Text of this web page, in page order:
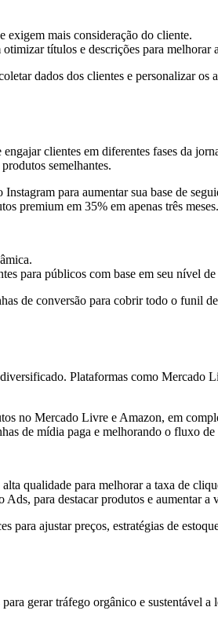
exigem mais consideração do cliente.
títulos e descrições para melhorar
dados dos clientes e personalizar
clientes em diferentes fases da
semelhantes.
para aumentar sua base de
premium em 35% em apenas três meses.
para públicos com base em seu nível de
de conversão para cobrir todo o funil
Plataformas como
no Mercado Livre e Amazon, em
de mídia paga e melhorando o fluxo de
qualidade para melhorar a taxa de
para destacar produtos e aumentar a
para ajustar preços, estratégias de
gerar tráfego orgânico e sustentável